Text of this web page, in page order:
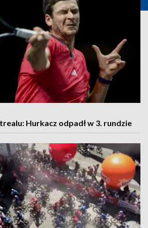
Hurkacz odpadł w 3. rundzie